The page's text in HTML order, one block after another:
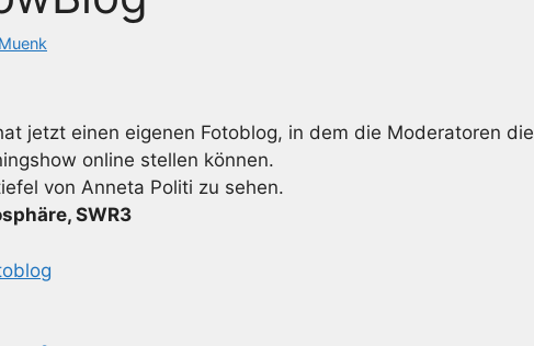
jetzt einen eigenen Fotoblog, in dem die Moderatoren die
online stellen können.
von Anneta Politi zu sehen.
SWR3